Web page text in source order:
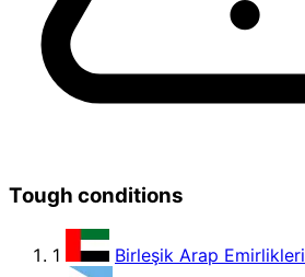
Tough conditions
1 Birleşik Arap Emirlikleri